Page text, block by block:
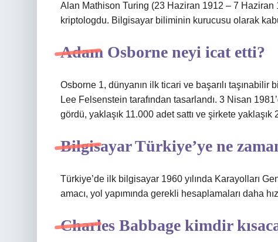
Alan Mathison Turing (23 Haziran 1912 – 7
kriptologdu. Bilgisayar biliminin kurucusu olarak
Adam Osborne neyi icat etti?
Osborne 1, dünyanın ilk ticari ve başarılı taşınabilir
Lee Felsenstein tarafından tasarlandı. 3 Nisan
gördü, yaklaşık 11.000 adet sattı ve şirkete
Bilgisayar Türkiye’ye ne
Türkiye’de ilk bilgisayar 1960 yılında Karayolları
amacı, yol yapımında gerekli hesaplamaları daha
Charles Babbage kimdir